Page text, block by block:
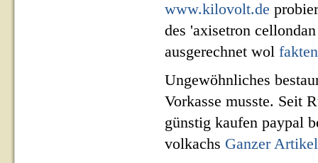
www.kilovolt.de
des 'axisetron
ausgerechnet wol fakten
Ungewöhnliches
Vorkasse musste. Seit
günstig kaufen paypal
volkachs Ganzer Artikel